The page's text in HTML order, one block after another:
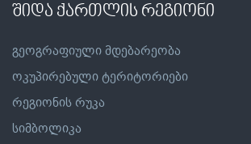
შიდა ქართლის რეგიონი
გეოგრაფიული მდებარეობა
ოკუპირებული ტერიტორიები
რეგიონის რუკა
სიმბოლიკა